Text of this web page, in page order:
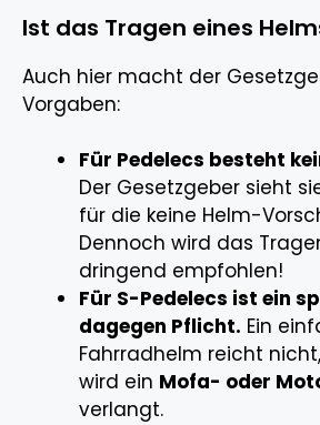
Ist das Tragen eines
Auch hier macht der
Vorgaben:
Für Pedelecs besteht
Der Gesetzgeber sieht
für die keine Helm-
Dennoch wird das
dringend empfohlen!
Für S-Pedelecs ist ein
dagegen Pflicht. Ein
Fahrradhelm reicht
wird ein Mofa- oder
verlangt.